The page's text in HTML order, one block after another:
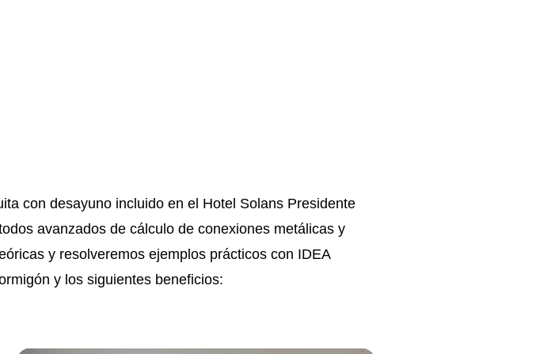
con desayuno incluido en el Hotel Solans Presidente
avanzados de cálculo de conexiones metálicas y
y resolveremos ejemplos prácticos con IDEA
y los siguientes beneficios: